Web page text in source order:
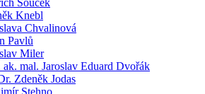
Souček
Knebl
Chvalinová
Pavlů
Miler
ak. mal. Jaroslav Eduard Dvořák
Zdeněk Jodas
Stehno